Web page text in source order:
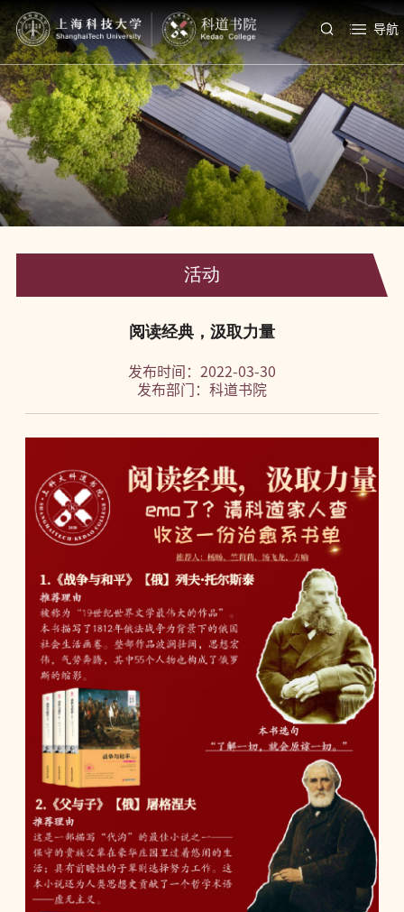
导航
活动
阅读经典，汲取力量
发布时间：2022-03-30
发布部门：科道书院